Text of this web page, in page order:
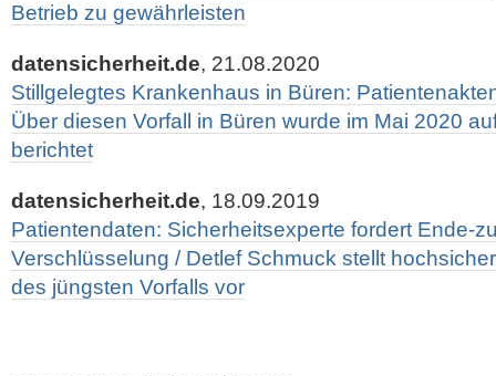
Betrieb zu gewährleisten
datensicherheit.de, 21.08.2020
Stillgelegtes Krankenhaus in Büren:
Über diesen Vorfall in Büren wurde im Mai 2020
berichtet
datensicherheit.de, 18.09.2019
Patientendaten: Sicherheitsexperte fordert Ende-
Verschlüsselung / Detlef Schmuck stellt
des jüngsten Vorfalls vor